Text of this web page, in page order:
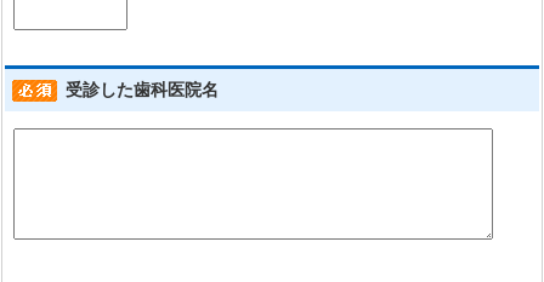
受診した歯科医院名